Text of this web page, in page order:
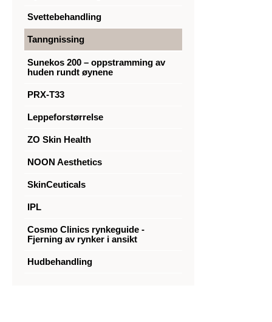
Svettebehandling
Tanngnissing
Sunekos 200 – oppstramming av
huden rundt øynene
PRX-T33
Leppeforstørrelse
ZO Skin Health
NOON Aesthetics
SkinCeuticals
IPL
Cosmo Clinics rynkeguide -
Fjerning av rynker i ansikt
Hudbehandling